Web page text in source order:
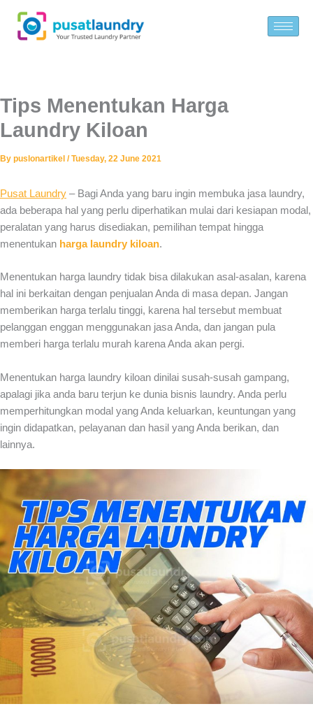
content
Tips Menentukan Harga
Laundry Kiloan
By puslonartikel /Tuesday, 22 June 2021
Pusat Laundry – Bagi Anda yang baru ingin membuka jasa laundry,
ada beberapa hal yang perlu diperhatikan mulai dari kesiapan modal,
peralatan yang harus disediakan, pemilihan tempat hingga
menentukan harga laundry kiloan.
Menentukan harga laundry tidak bisa dilakukan asal-asalan, karena
hal ini berkaitan dengan penjualan Anda di masa depan. Jangan
memberikan harga terlalu tinggi, karena hal tersebut membuat
pelanggan enggan menggunakan jasa Anda, dan jangan pula
memberi harga terlalu murah karena Anda akan pergi.
Menentukan harga laundry kiloan dinilai susah-susah gampang,
apalagi jika anda baru terjun ke dunia bisnis laundry. Anda perlu
memperhitungkan modal yang Anda keluarkan, keuntungan yang
ingin didapatkan, pelayanan dan hasil yang Anda berikan, dan
lainnya.